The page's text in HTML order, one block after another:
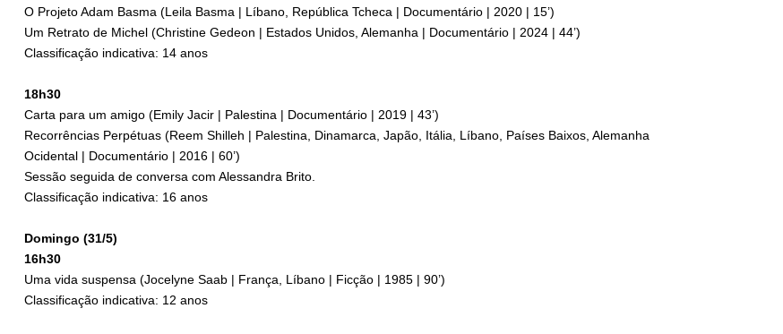
O Projeto Adam Basma (Leila Basma | Líbano, República Tcheca | Documentário | 2020 | 15’)
Um Retrato de Michel (Christine Gedeon | Estados Unidos, Alemanha | Documentário | 2024 | 44’)
Classificação indicativa: 14 anos
18h30
Carta para um amigo (Emily Jacir | Palestina | Documentário | 2019 | 43’)
Recorrências Perpétuas (Reem Shilleh | Palestina, Dinamarca, Japão, Itália, Líbano, Países Baixos, Alemanha
Ocidental | Documentário | 2016 | 60’)
Sessão seguida de conversa com Alessandra Brito.
Classificação indicativa: 16 anos
Domingo (31/5)
16h30
Uma vida suspensa (Jocelyne Saab | França, Líbano | Ficção | 1985 | 90’)
Classificação indicativa: 12 anos